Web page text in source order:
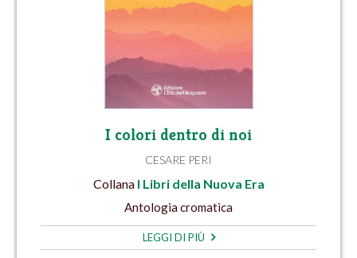
I colori dentro di noi
CESARE PERI
Collana I Libri della Nuova Era
Antologia cromatica
LEGGI DI PIÙ